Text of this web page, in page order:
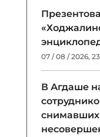
07 / 08 / 2026,
В Агдаше
снимавших